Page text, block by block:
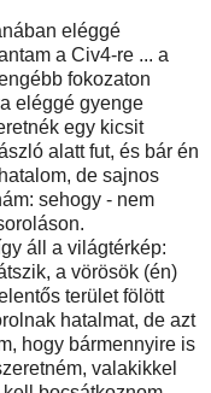
eléggé
a Civ4-re ... a
fokozaton
eléggé gyenge
egy kicsit
alatt fut, és bár én
de sajnos
sehogy - nem
áll a világtérkép:
a vörösök (én)
terület fölött
hatalmat, de azt
hogy bármennyire is
valakikkel